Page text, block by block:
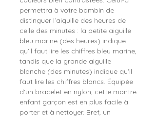
permettra à votre bambin de
distinguer l’aiguille des heures de
celle des minutes : la petite aiguille
bleu marine (des heures) indique
qu’il faut lire les chiffres bleu marine,
tandis que la grande aiguille
blanche (des minutes) indique qu'il
faut lire les chiffres blancs. Équipée
d'un bracelet en nylon, cette montre
enfant garçon est en plus facile à
porter et à nettoyer. Bref, un